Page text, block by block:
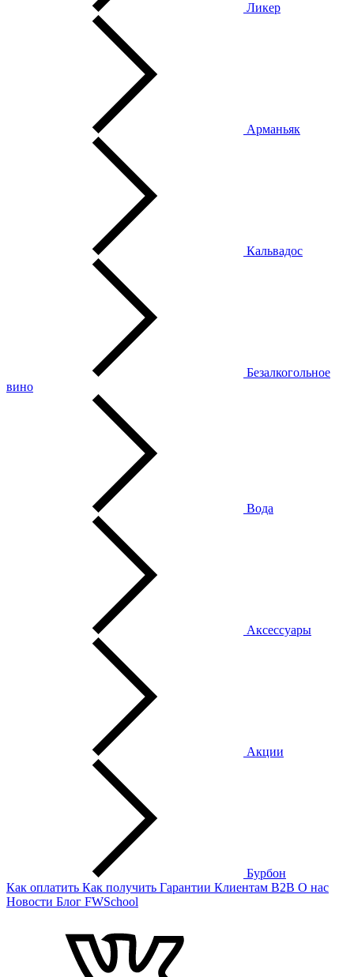
Ликер
Арманьяк
Кальвадос
Безалкогольное
вино
Вода
Аксессуары
Акции
Бурбон
Как оплатить Как получить Гарантии Клиентам B2B О нас
Новости Блог FWSchool